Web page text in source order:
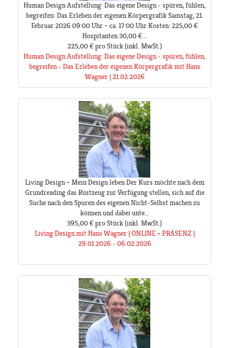
Human Design Aufstellung: Das eigene Design - spüren, fühlen,
begreifen: Das Erleben der eigenen Körpergrafik Samstag, 21.
Februar 2026 09:00 Uhr – ca. 17:00 Uhr Kosten: 225,00 €
Hospitanten 30,00 €...
225,00 € pro Stück(inkl. MwSt.)
Human Design Aufstellung: Das eigene Design - spüren, fühlen,
begreifen - Das Erleben der eigenen Körpergrafik mit Hans
Wagner | 21.02.2026
Living Design – Mein Design leben Der Kurs möchte nach dem
Grundreading das Rüstzeug zur Verfügung stellen, sich auf die
Suche nach den Spuren des eigenen Nicht-Selbst machen zu
können und dabei unte...
395,00 €pro Stück(inkl. MwSt.)
Living Design mit Hans Wagner | ONLINE + PRÄSENZ |
29.01.2026 - 06.02.2026